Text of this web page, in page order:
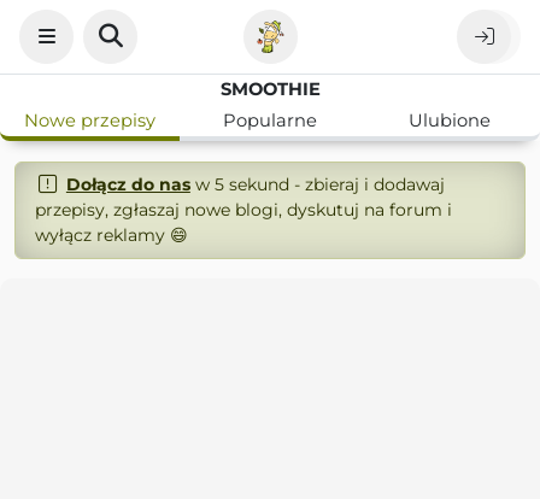
SMOOTHIE
Nowe przepisy
Popularne Ulubione
Dołącz do nasw 5 sekund - zbieraj i dodawaj
przepisy, zgłaszaj nowe blogi, dyskutuj na forum i
wyłącz reklamy 😄